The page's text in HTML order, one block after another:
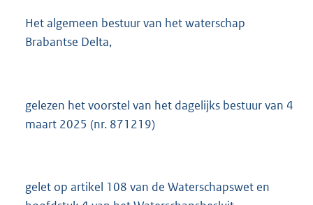
b
Het algemeen bestuur van het waterschap
Brabantse Delta,
gelezen het voorstel van het dagelijks bestuur van 4
maart 2025 (nr. 871219)
gelet op artikel 108 van de Waterschapswet en